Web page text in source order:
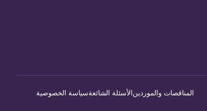
المناقصات والموردينالأسئلة الشائعةسياسة الخصوصية